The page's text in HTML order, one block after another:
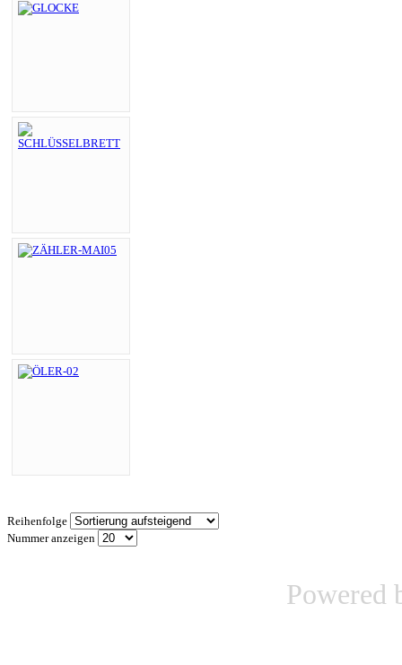
Reihenfolge
Nummer anzeigen
Powered